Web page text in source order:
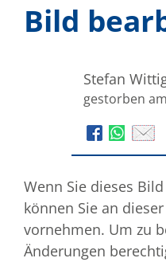
Bild
Stefan
gestorben
Wenn Sie dieses
können Sie an
vornehmen. Um zu
Änderungen